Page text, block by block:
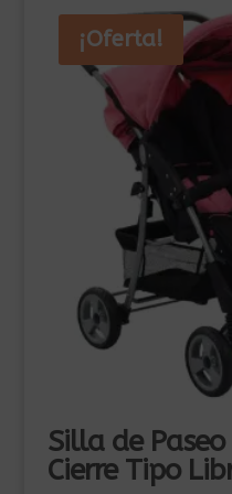
¡Oferta!
Silla de
Cierre Tipo